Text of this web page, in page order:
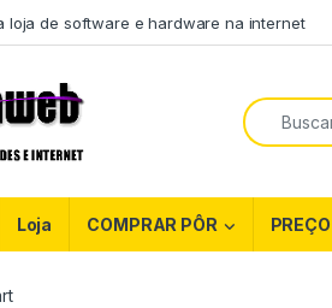
loja de software e hardware na internet
Procurar
Loja COMPRAR PÔR PREÇO